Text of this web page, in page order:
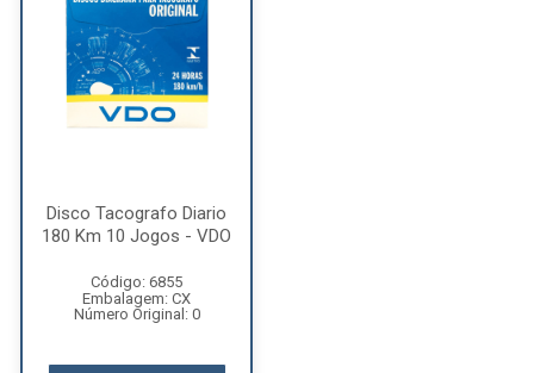
Disco Tacografo Diario
180 Km 10 Jogos - VDO
Código: 6855
Embalagem: CX
Número Original: 0